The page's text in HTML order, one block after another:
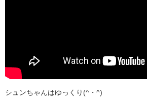
シュンちゃんはゆっくり(^・^)